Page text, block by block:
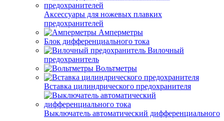
Аксессуары для ножевых плавких
предохранителей
Амперметры
Блок дифференциального тока
Вилочный
предохранитель
Вольтметры
Вставка цилиндрического предохранителя
Выключатель автоматический дифференциального